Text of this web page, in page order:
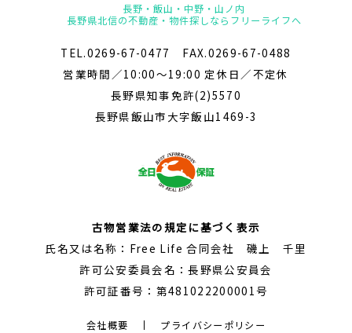
長野・飯山・中野・山ノ内
長野県北信の不動産・物件探しならフリーライフへ
TEL.0269-67-0477 FAX.0269-67-0488
営業時間／10:00～19:00 定休日／不定休
長野県知事免許(2)5570
長野県飯山市大字飯山1469-3
古物営業法の規定に基づく表示
氏名又は名称：Free Life 合同会社 磯上 千里
許可公安委員会名：長野県公安員会
許可証番号：第481022200001号
会社概要 プライバシーポリシー